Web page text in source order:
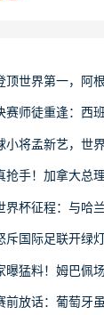
顶世界第一，阿
赛师徒重逢：西
小将孟新艺，世
抢手！加拿大总
界杯征程：与哈
斥国际足联开绿
曝猛料！姆巴佩
前放话：葡萄牙